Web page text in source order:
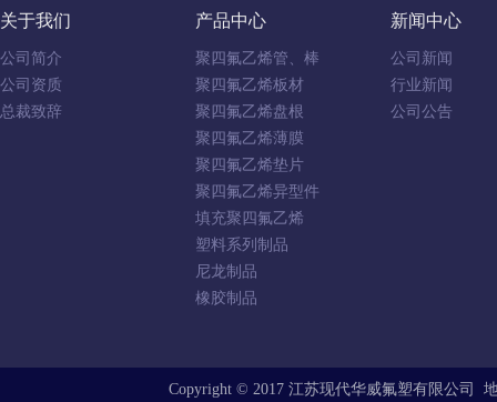
关于我们
公司简介
公司资质
总裁致辞
产品中心
聚四氟乙烯管、棒
聚四氟乙烯板材
聚四氟乙烯盘根
聚四氟乙烯薄膜
聚四氟乙烯垫片
聚四氟乙烯异型件
填充聚四氟乙烯
塑料系列制品
尼龙制品
橡胶制品
新闻中心
公司新闻
行业新闻
公司公告
Copyright © 2017 江苏现代华威氟塑有限公司